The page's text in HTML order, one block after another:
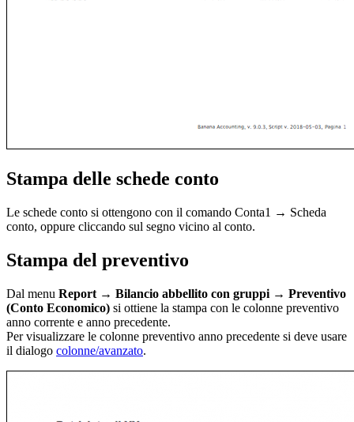
Stampa delle schede conto
Le schede conto si ottengono con il comando Conta1 → Scheda
conto, oppure cliccando sul segno vicino al conto.
Stampa del preventivo
Dal menu Report → Bilancio abbellito con gruppi → Preventivo
(Conto Economico) si ottiene la stampa con le colonne preventivo
anno corrente e anno precedente.
Per visualizzare le colonne preventivo anno precedente si deve usare
il dialogo colonne/avanzato.